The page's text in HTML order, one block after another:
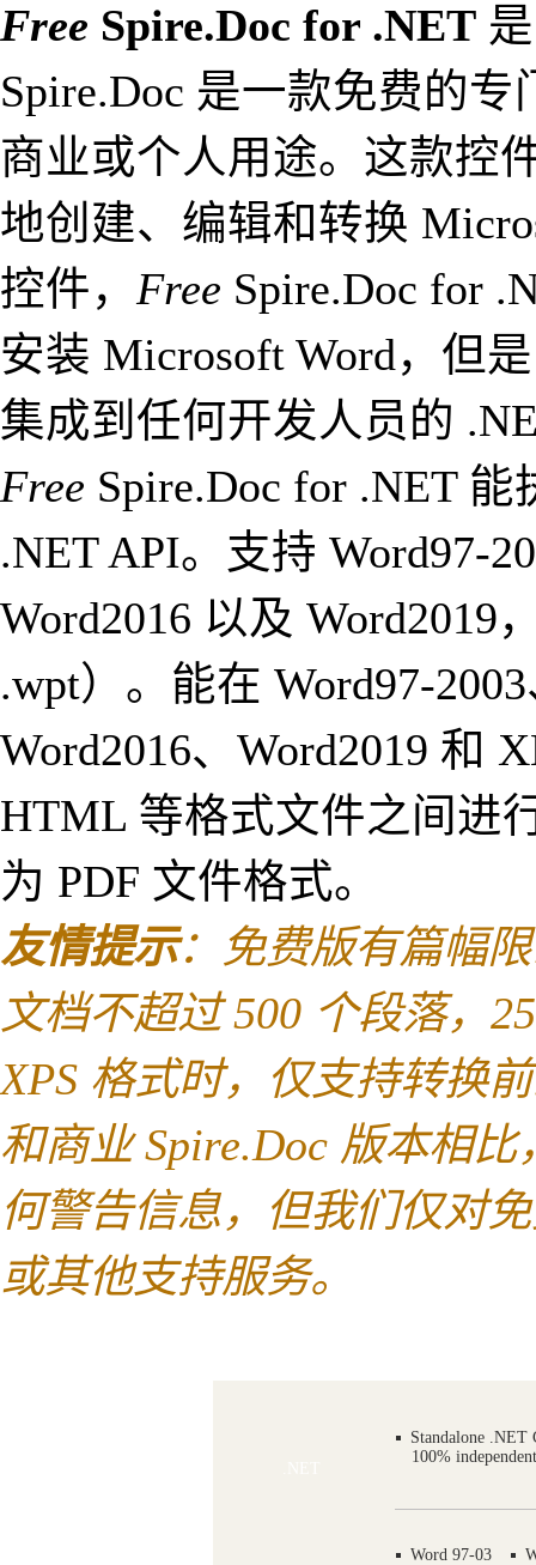
Free Spire.Doc for .NET
Spire.Doc 是一款免费的
商业或个人用途。这款控
地创建、编辑和转换
控件， Free Spire.Doc for
安装 Microsoft Word，但
集成到任何开发人员的
Free Spire.Doc for .NET
.NET API。支持 Word97-
Word2016 以及 Word2019
.wpt）。能在 Word97-
Word2016、Word2019 和
HTML 等格式文件之间进
为 PDF 文件格式。
友情提示：免费版有篇幅
文档不超过 500 个段落，
XPS 格式时，仅支持转换
和商业 Spire.Doc 版本相
何警告信息，但我们仅对
或其他支持服务。
Standalone .NET
100%
Word 97-03